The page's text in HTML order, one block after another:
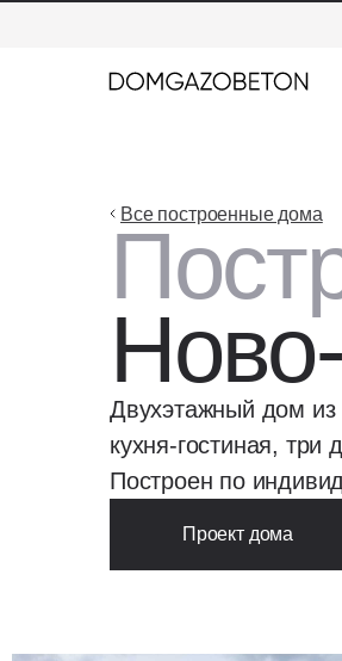
Все построенные дома
Двухэтажный дом из
кухня-гостиная, три
Построен по
Проект дома